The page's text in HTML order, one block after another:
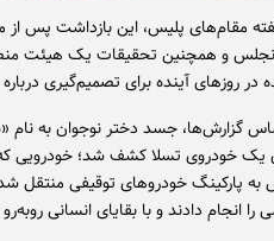
مقام‌های پلیس، این بازداشت پس
و همچنین تحقیقات یک هیئت
در روزهای آینده برای تصمیم‌گیری
یک خودروی تسلا کشف شد؛ خودرویی که
پارکینگ خودروهای توقیفی منتقل
را انجام دادند و با بقایای انسانی